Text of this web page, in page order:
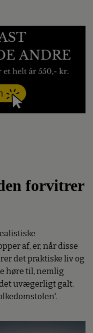
forvitrer
af, er, når disse
det praktiske liv og
høre til, nemlig
uvægerligt galt.